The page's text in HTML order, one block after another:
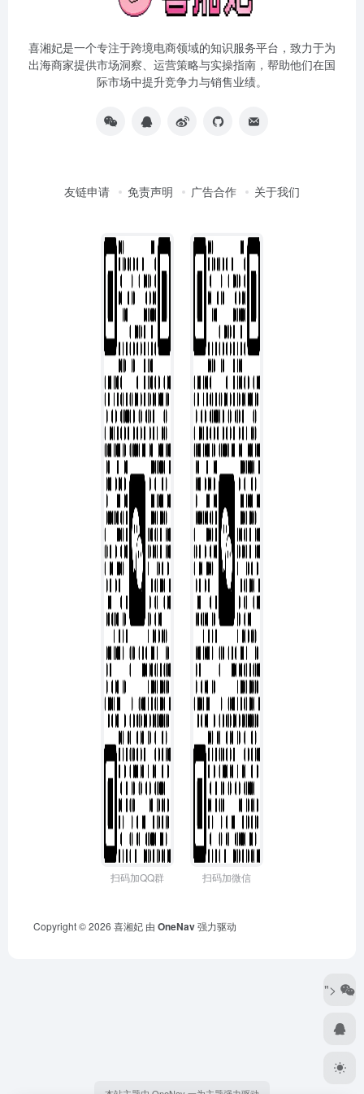
喜湘妃是一个专注于跨境电商领域的知识服务平台，致力于为
出海商家提供市场洞察、运营策略与实操指南，帮助他们在国
际市场中提升竞争力与销售业绩。
友链申请 免责声明 广告合作 关于我们
扫码加QQ群 扫码加微信
Copyright © 2026 喜湘妃 由 OneNav强力驱动
">